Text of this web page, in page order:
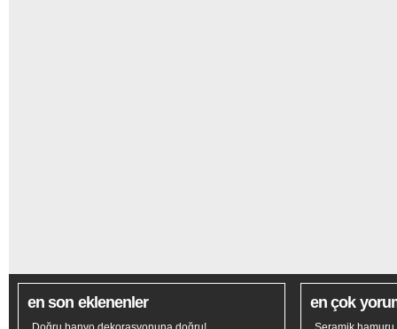
en son eklenenler en çok